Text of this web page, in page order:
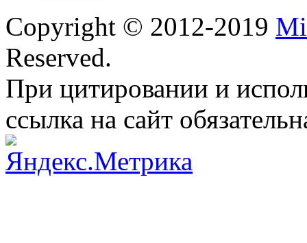
Copyright © 2012-2019
Reserved.
При цитировании и
ссылка на сайт